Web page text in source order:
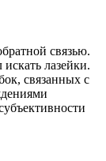
связью.
лазейки.
связанных с